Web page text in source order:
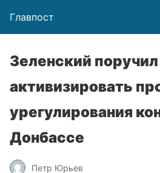
Главпост
Зеленский поручил
активизировать
урегулирования
Донбассе
Петр Юрьев